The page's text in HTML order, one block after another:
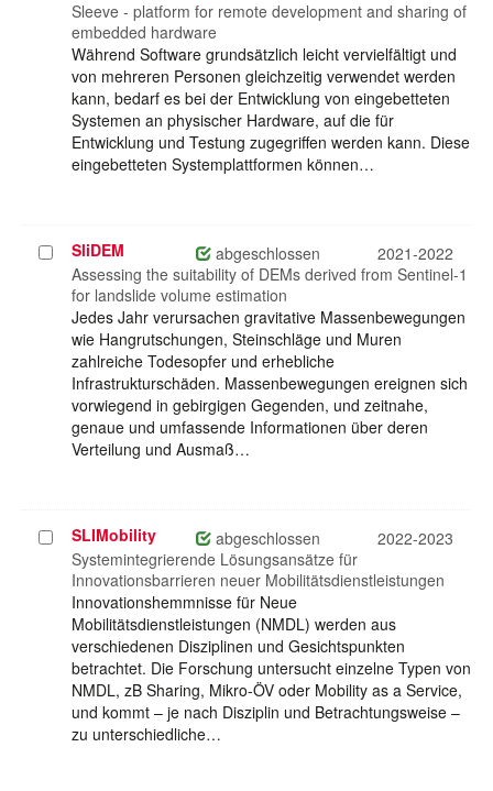
Sleeve - platform for remote development and sharing of
embedded hardware
Während Software grundsätzlich leicht vervielfältigt und
von mehreren Personen gleichzeitig verwendet werden
kann, bedarf es bei der Entwicklung von eingebetteten
Systemen an physischer Hardware, auf die für
Entwicklung und Testung zugegriffen werden kann. Diese
eingebetteten Systemplattformen können…
Projekt
auswählen
SliDEM abgeschlossen
2021-2022
Assessing the suitability of DEMs derived from Sentinel-1
for landslide volume estimation
Jedes Jahr verursachen gravitative Massenbewegungen
wie Hangrutschungen, Steinschläge und Muren
zahlreiche Todesopfer und erhebliche
Infrastrukturschäden. Massenbewegungen ereignen sich
vorwiegend in gebirgigen Gegenden, und zeitnahe,
genaue und umfassende Informationen über deren
Verteilung und Ausmaß…
Projekt
auswählen
SLIMobility abgeschlossen
2022-2023
Systemintegrierende Lösungsansätze für
Innovationsbarrieren neuer Mobilitätsdienstleistungen
Innovationshemmnisse für Neue
Mobilitätsdienstleistungen (NMDL) werden aus
verschiedenen Disziplinen und Gesichtspunkten
betrachtet. Die Forschung untersucht einzelne Typen von
NMDL, zB Sharing, Mikro-ÖV oder Mobility as a Service,
und kommt – je nach Disziplin und Betrachtungsweise –
zu unterschiedliche…